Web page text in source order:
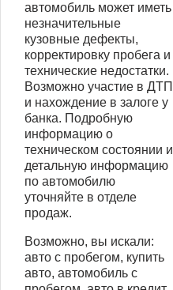
автомобиль может иметь
незначительные
кузовные дефекты,
корректировку пробега и
технические недостатки.
Возможно участие в ДТП
и нахождение в залоге у
банка. Подробную
информацию о
техническом состоянии и
детальную информацию
по автомобилю
уточняйте в отделе
продаж.
Возможно, вы искали:
авто с пробегом, купить
авто, автомобиль с